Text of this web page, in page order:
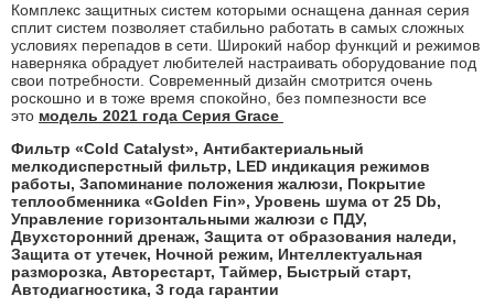
Комплекс защитных систем которыми оснащена данная серия
сплит систем позволяет стабильно работать в самых сложных
условиях перепадов в сети. Широкий набор функций и режимов
наверняка обрадует любителей настраивать оборудование под
свои потребности. Современный дизайн смотрится очень
роскошно и в тоже время спокойно, без помпезности все
это модель 2021 года Серия Grace
Фильтр «Cold Catalyst», Антибактериальный
мелкодисперстный фильтр, LED индикация режимов
работы, Запоминание положения жалюзи, Покрытие
теплообменника «Golden Fin», Уровень шума от 25 Db,
Управление горизонтальными жалюзи с ПДУ,
Двухсторонний дренаж, Защита от образования наледи,
Защита от утечек, Ночной режим, Интеллектуальная
разморозка, Авторестарт, Таймер, Быстрый старт,
Автодиагностика, 3 года гарантии